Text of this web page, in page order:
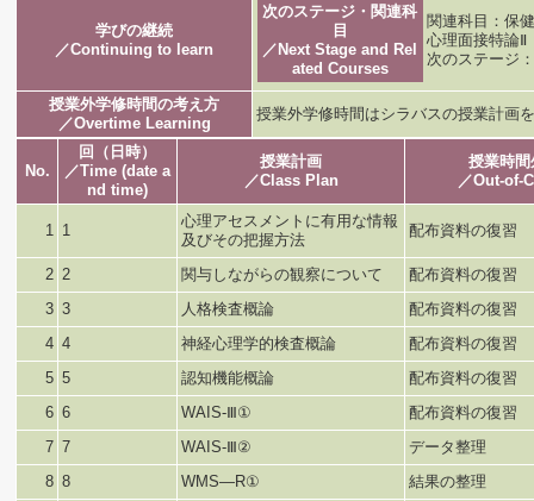
学びの継続
／Continuing to learn
次のステージ・関連科
目
／Next Stage and Rel
ated Courses
関連科目：保
心理面接特論Ⅱ
次のステージ
授業外学修時間の考え方
／Overtime Learning
授業外学修時間はシラバスの授業計画
No.
回（日時）
／Time (date a
nd time)
授業計画
／Class Plan
授業時
／Out-of-
1 1
心理アセスメントに有用な情報
及びその把握方法
配布資料の復習
2 2 関与しながらの観察について
配布資料の復習
3 3 人格検査概論
配布資料の復習
4 4 神経心理学的検査概論
配布資料の復習
5 5 認知機能概論
配布資料の復習
6 6 WAIS-Ⅲ①
配布資料の復習
7 7 WAIS-Ⅲ②
データ整理
8 8 WMS—R①
結果の整理